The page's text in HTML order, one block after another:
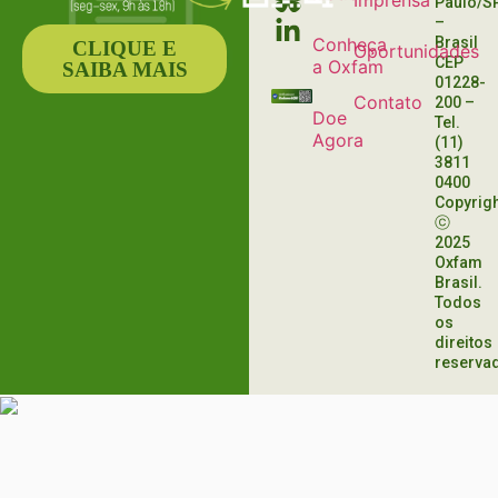
Conheça
a Oxfam
Doe
Agora
Oportunidades
Contato
–
Brasil
CEP
01228-
200 –
Tel.
(11)
3811
0400
ⓒ
2025
Oxfam
Brasil.
Todos
os
direitos
CLIQUE E
SAIBA MAIS